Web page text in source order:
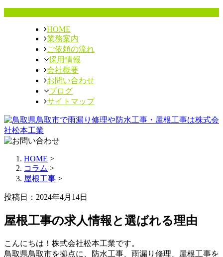
HOME
業務案内
ご依頼の流れ
採用情報
会社概要
お問い合わせ
ブログ
サイトマップ
HOME >
コラム >
屋根工事 >
投稿日：2024年4月14日
屋根工事の求人情報と選ばれる理由
こんにちは！株式会社松本工業です。
鳥取県鳥取市を拠点に、防水工事、雨漏り修理、屋根工事を